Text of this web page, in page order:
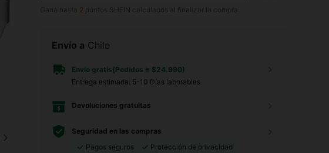
2
Envío a Chile
Envío gratis(Pedidos ≥ $24.990)
Entrega estimada: 5-10 Días laborables
Devoluciones gratuitas
Seguridad en las compras
Pagos seguros
Protección de privacidad